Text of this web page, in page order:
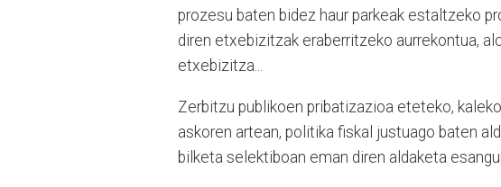
prozesu baten bidez haur parkeak estaltzeko
diren etxebizitzak eraberritzeko aurrekontua,
etxebizitza...
Zerbitzu publikoen pribatizazioa eteteko,
askoren artean, politika fiskal justuago baten
bilketa selektiboan eman diren aldaketa